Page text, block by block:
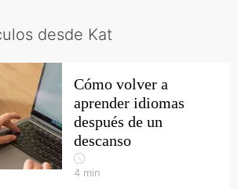
desde Kat
Cómo volver a
aprender idiomas
después de un
descanso
4 min